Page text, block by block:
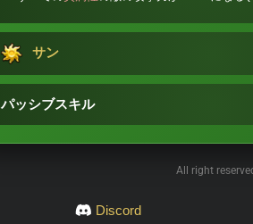
サン
パッシブスキル
All right
Discord